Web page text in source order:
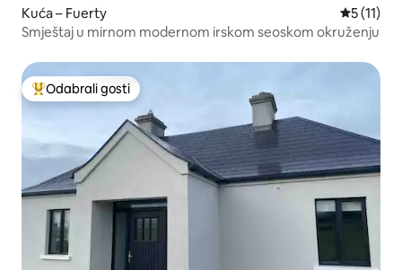
Kuća – Fuerty
5 (11)
Smještaj u mirnom modernom irskom seoskom okruženju
Među najviše rangiranima s oznakom „Odabrali gosti”
Odabrali gosti